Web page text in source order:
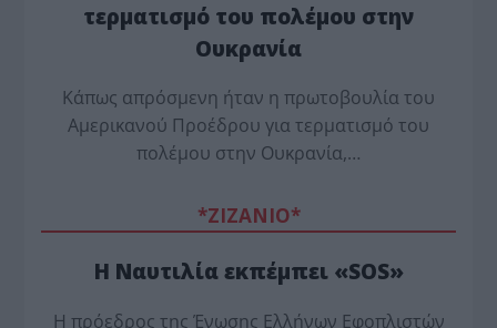
τερματισμό του πολέμου στην
Ουκρανία
Κάπως απρόσμενη ήταν η πρωτοβουλία του
Αμερικανού Προέδρου για τερματισμό του
πολέμου στην Ουκρανία,…
*ZΙΖΑΝΙΟ*
Η Ναυτιλία εκπέμπει «SOS»
Η πρόεδρος της Ένωσης Ελλήνων Εφοπλιστών